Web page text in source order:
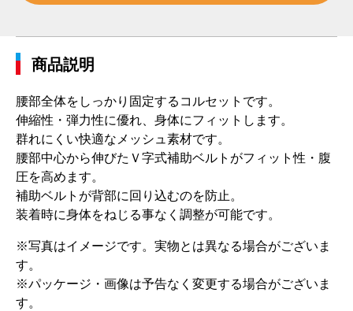
商品説明
腰部全体をしっかり固定するコルセットです。
伸縮性・弾力性に優れ、身体にフィットします。
群れにくい快適なメッシュ素材です。
腰部中心から伸びたＶ字式補助ベルトがフィット性・腹
圧を高めます。
補助ベルトが背部に回り込むのを防止。
装着時に身体をねじる事なく調整が可能です。
※写真はイメージです。実物とは異なる場合がございま
す。
※パッケージ・画像は予告なく変更する場合がございま
す。